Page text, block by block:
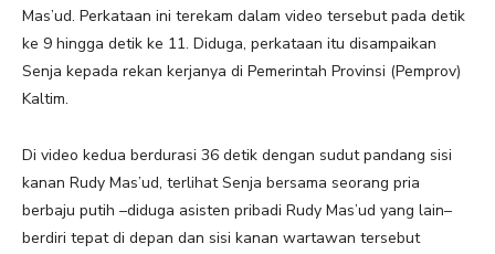
Mas’ud. Perkataan ini terekam dalam video tersebut pada detik
ke 9 hingga detik ke 11. Diduga, perkataan itu disampaikan
Senja kepada rekan kerjanya di Pemerintah Provinsi (Pemprov)
Kaltim.
Di video kedua berdurasi 36 detik dengan sudut pandang sisi
kanan Rudy Mas’ud, terlihat Senja bersama seorang pria
berbaju putih –diduga asisten pribadi Rudy Mas’ud yang lain–
berdiri tepat di depan dan sisi kanan wartawan tersebut